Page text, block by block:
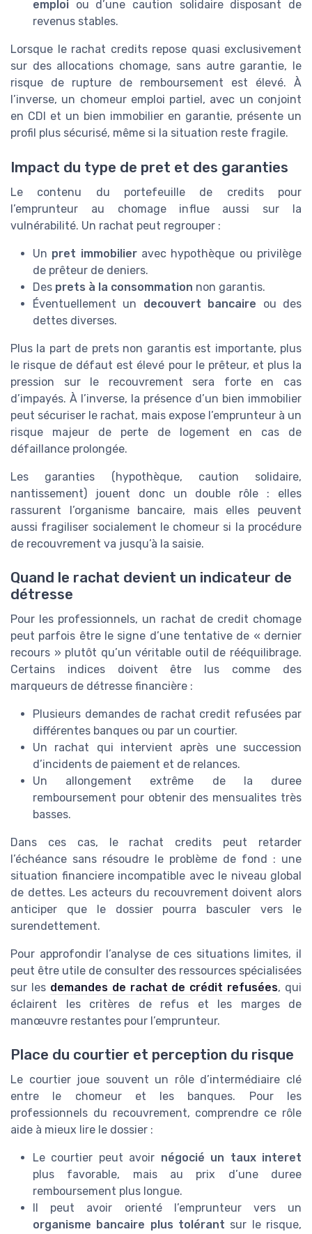
emploi ou d’une caution solidaire disposant de
revenus stables.
Lorsque le rachat credits repose quasi exclusivement
sur des allocations chomage, sans autre garantie, le
risque de rupture de remboursement est élevé. À
l’inverse, un chomeur emploi partiel, avec un conjoint
en CDI et un bien immobilier en garantie, présente un
profil plus sécurisé, même si la situation reste fragile.
Impact du type de pret et des garanties
Le contenu du portefeuille de credits pour
l’emprunteur au chomage influe aussi sur la
vulnérabilité. Un rachat peut regrouper :
Un pret immobilieravec hypothèque ou privilège
de prêteur de deniers.
Des prets à la consommation non garantis.
Éventuellement un decouvert bancaire ou des
dettes diverses.
Plus la part de prets non garantis est importante, plus
le risque de défaut est élevé pour le prêteur, et plus la
pression sur le recouvrement sera forte en cas
d’impayés. À l’inverse, la présence d’un bien immobilier
peut sécuriser le rachat, mais expose l’emprunteur à un
risque majeur de perte de logement en cas de
défaillance prolongée.
Les garanties (hypothèque, caution solidaire,
nantissement) jouent donc un double rôle : elles
rassurent l’organisme bancaire, mais elles peuvent
aussi fragiliser socialement le chomeur si la procédure
de recouvrement va jusqu’à la saisie.
Quand le rachat devient un indicateur de
détresse
Pour les professionnels, un rachat de credit chomage
peut parfois être le signe d’une tentative de « dernier
recours » plutôt qu’un véritable outil de rééquilibrage.
Certains indices doivent être lus comme des
marqueurs de détresse financière :
Plusieurs demandes de rachat credit refusées par
différentes banques ou par un courtier.
Un rachat qui intervient après une succession
d’incidents de paiement et de relances.
Un allongement extrême de la duree
remboursement pour obtenir des mensualites très
basses.
Dans ces cas, le rachat credits peut retarder
l’échéance sans résoudre le problème de fond : une
situation financiere incompatible avec le niveau global
de dettes. Les acteurs du recouvrement doivent alors
anticiper que le dossier pourra basculer vers le
surendettement.
Pour approfondir l’analyse de ces situations limites, il
peut être utile de consulter des ressources spécialisées
sur les demandes de rachat de crédit refusées, qui
éclairent les critères de refus et les marges de
manœuvre restantes pour l’emprunteur.
Place du courtier et perception du risque
Le courtier joue souvent un rôle d’intermédiaire clé
entre le chomeur et les banques. Pour les
professionnels du recouvrement, comprendre ce rôle
aide à mieux lire le dossier :
Le courtier peut avoir négocié un taux interet
plus favorable, mais au prix d’une duree
remboursement plus longue.
Il peut avoir orienté l’emprunteur vers un
organisme bancaire plus tolérant sur le risque,